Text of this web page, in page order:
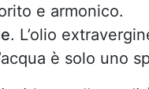
e armonico.
. L’olio
è solo uno